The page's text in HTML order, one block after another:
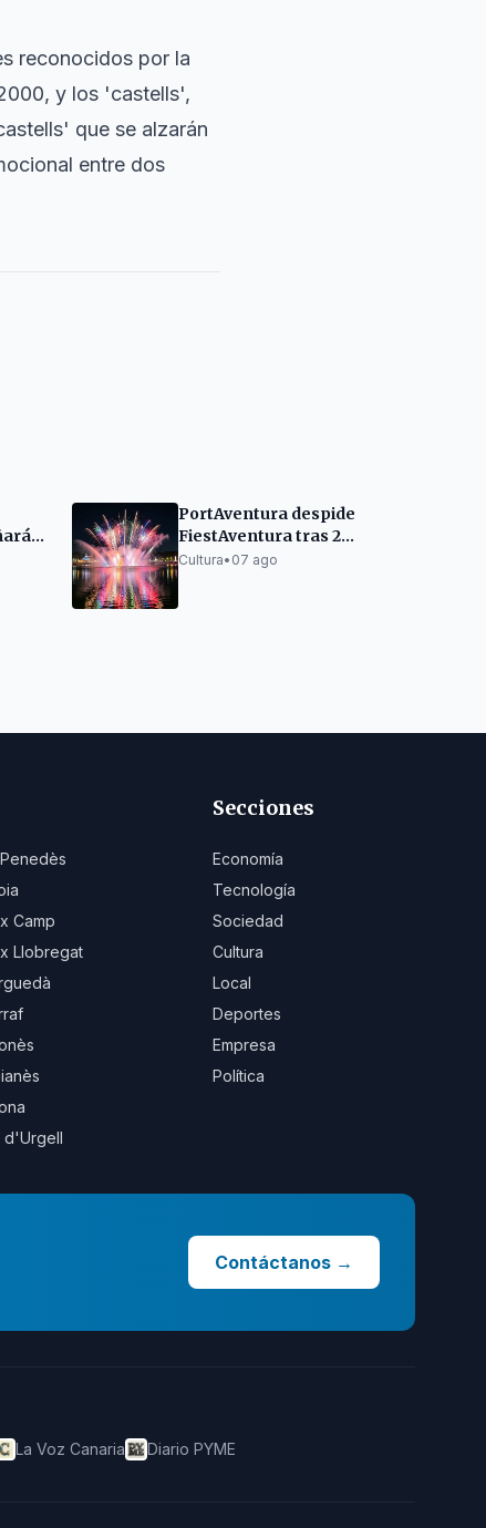
reconocidos por la
y los 'castells',
que se alzarán
entre dos
PortAventura despide
FiestAventura tras 27
años
Cultura• 07 ago
Camp
Llobregat
d'Urgell
Secciones
Economía
Tecnología
Sociedad
Cultura
Local
Deportes
Empresa
Política
Contáctanos →
La Voz Canaria Diario PYME